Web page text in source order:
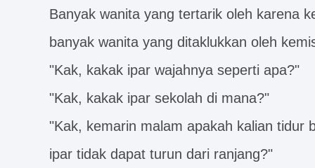
Banyak wanita yang tertarik oleh karena
banyak wanita yang ditaklukkan oleh
"Kak, kakak ipar wajahnya seperti apa?"
"Kak, kakak ipar sekolah di mana?"
"Kak, kemarin malam apakah kalian tidur
ipar tidak dapat turun dari ranjang?"